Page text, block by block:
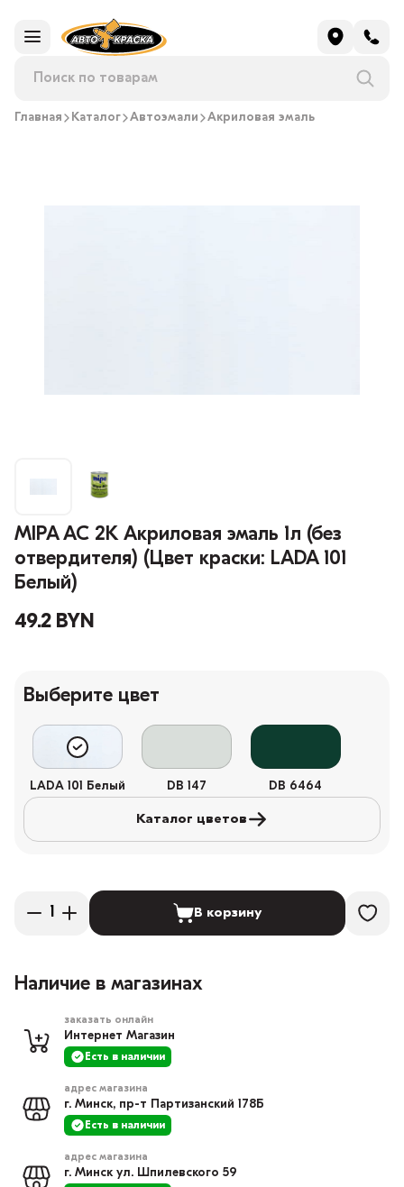
Главная Каталог Автоэмали Акриловая эмаль
MIPA AC 2K Акриловая эмаль 1л (без
отвердителя) (Цвет краски: LADA 101
Белый)
49.2 BYN
Выберите цвет
LADA 101 Белый DB 147 DB 6464
Каталог цветов
В корзину
Наличие в магазинах
заказать онлайн
Интернет Магазин
Есть в наличии
адрес магазина
г. Минск, пр-т Партизанский 178Б
Есть в наличии
адрес магазина
г. Минск ул. Шпилевского 59